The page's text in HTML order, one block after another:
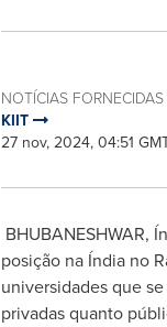
NOTÍCIAS
KIIT
27 nov, 2024, 04:51
BHUBANESHWAR,
posição na Índia no
universidades que
privadas quanto